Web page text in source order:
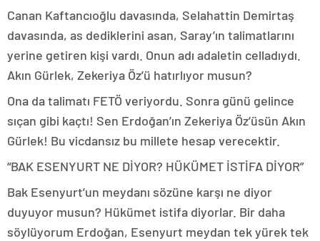
Canan Kaftancıoğlu davasında, Selahattin Demirtaş
davasında, as dediklerini asan, Saray’ın talimatlarını
yerine getiren kişi vardı. Onun adı adaletin celladıydı.
Akın Gürlek, Zekeriya Öz’ü hatırlıyor musun?
Ona da talimatı FETÖ veriyordu. Sonra günü gelince
sıçan gibi kaçtı! Sen Erdoğan’ın Zekeriya Öz’üsün Akın
Gürlek! Bu vicdansız bu millete hesap verecektir.
“BAK ESENYURT NE DİYOR? HÜKÜMET İSTİFA DİYOR”
Bak Esenyurt’un meydanı sözüne karşı ne diyor
duyuyor musun? Hükümet istifa diyorlar. Bir daha
söylüyorum Erdoğan, Esenyurt meydan tek yürek tek